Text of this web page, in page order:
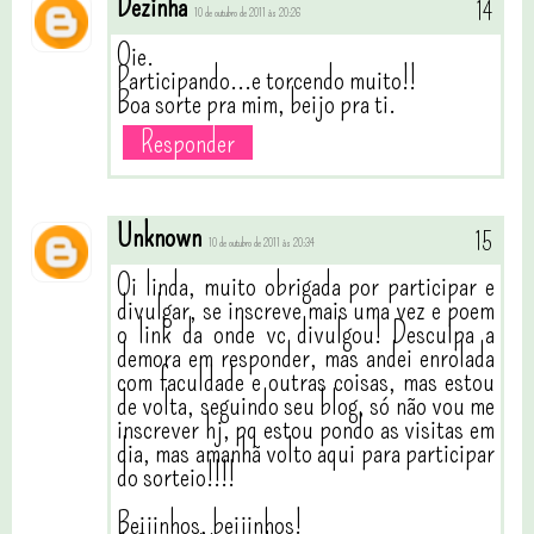
10 de outubro de 2011 às 20:26
Oie.
Participando...e torcendo muito!!
Boa sorte pra mim, beijo pra ti.
Responder
Unknown 10 de outubro de 2011 às 20:34
Oi linda, muito obrigada por participar e
divulgar, se inscreve mais uma vez e poem
o link da onde vc divulgou! Desculpa a
demora em responder, mas andei enrolada
com faculdade e outras coisas, mas estou
de volta, seguindo seu blog, só não vou me
inscrever hj, pq estou pondo as visitas em
dia, mas amanhã volto aqui para participar
do sorteio!!!!
Beijinhos, beijinhos!